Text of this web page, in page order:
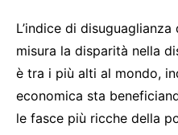
L’indice di disuguaglianza
misura la disparità nella
è tra i più alti al mondo,
economica sta
le fasce più ricche della